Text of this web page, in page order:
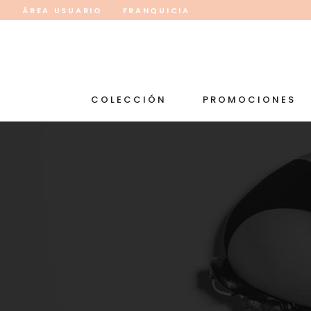
ÁREA USUARIO FRANQUICIA
COLECCIÓN PROMOCIONES